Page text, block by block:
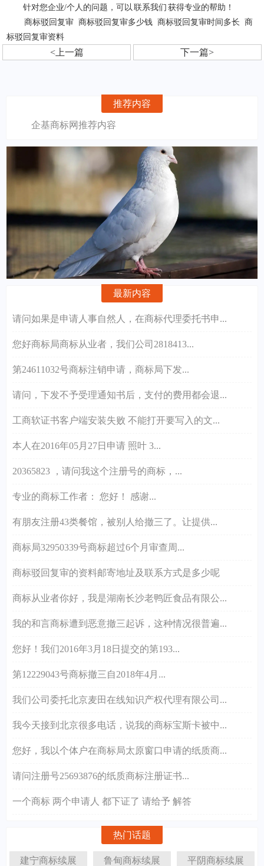
针对您企业/个人的问题，可以 联系我们 获得专业的帮助！
商标驳回复审 商标驳回复审多少钱 商标驳回复审时间多长
商
标驳回复审资料
<上一篇 下一篇>
推荐内容
企基商标网推荐内容
最新内容
请问如果是申请人事自然人，在商标代理委托书申...
您好商标局商标从业者，我们公司2818413...
第24611032号商标注销申请，商标局下发...
请问，下发不予受理通知书后，支付的费用都会退...
工商软证书客户端安装失败 不能打开要写入的文...
本人在2016年05月27日申请 照叶 3...
20365823 ，请问我这个注册号的商标，...
专业的商标工作者： 您好！ 感谢...
有朋友注册43类餐馆，被别人给撤三了。让提供...
商标局32950339号商标超过6个月审查周...
商标驳回复审的资料邮寄地址及联系方式是多少呢
商标从业者你好，我是湖南长沙老鸭匠食品有限公...
我的和言商标遭到恶意撤三起诉，这种情况很普遍...
您好！我们2016年3月18日提交的第193...
第12229043号商标撤三自2018年4月...
我们公司委托北京麦田在线知识产权代理有限公司...
我今天接到北京很多电话，说我的商标宝斯卡被中...
您好，我以个体户在商标局太原窗口申请的纸质商...
请问注册号25693876的纸质商标注册证书...
一个商标 两个申请人 都下证了 请给予 解答
热门话题
建宁商标续展 鲁甸商标续展 平阴商标续展